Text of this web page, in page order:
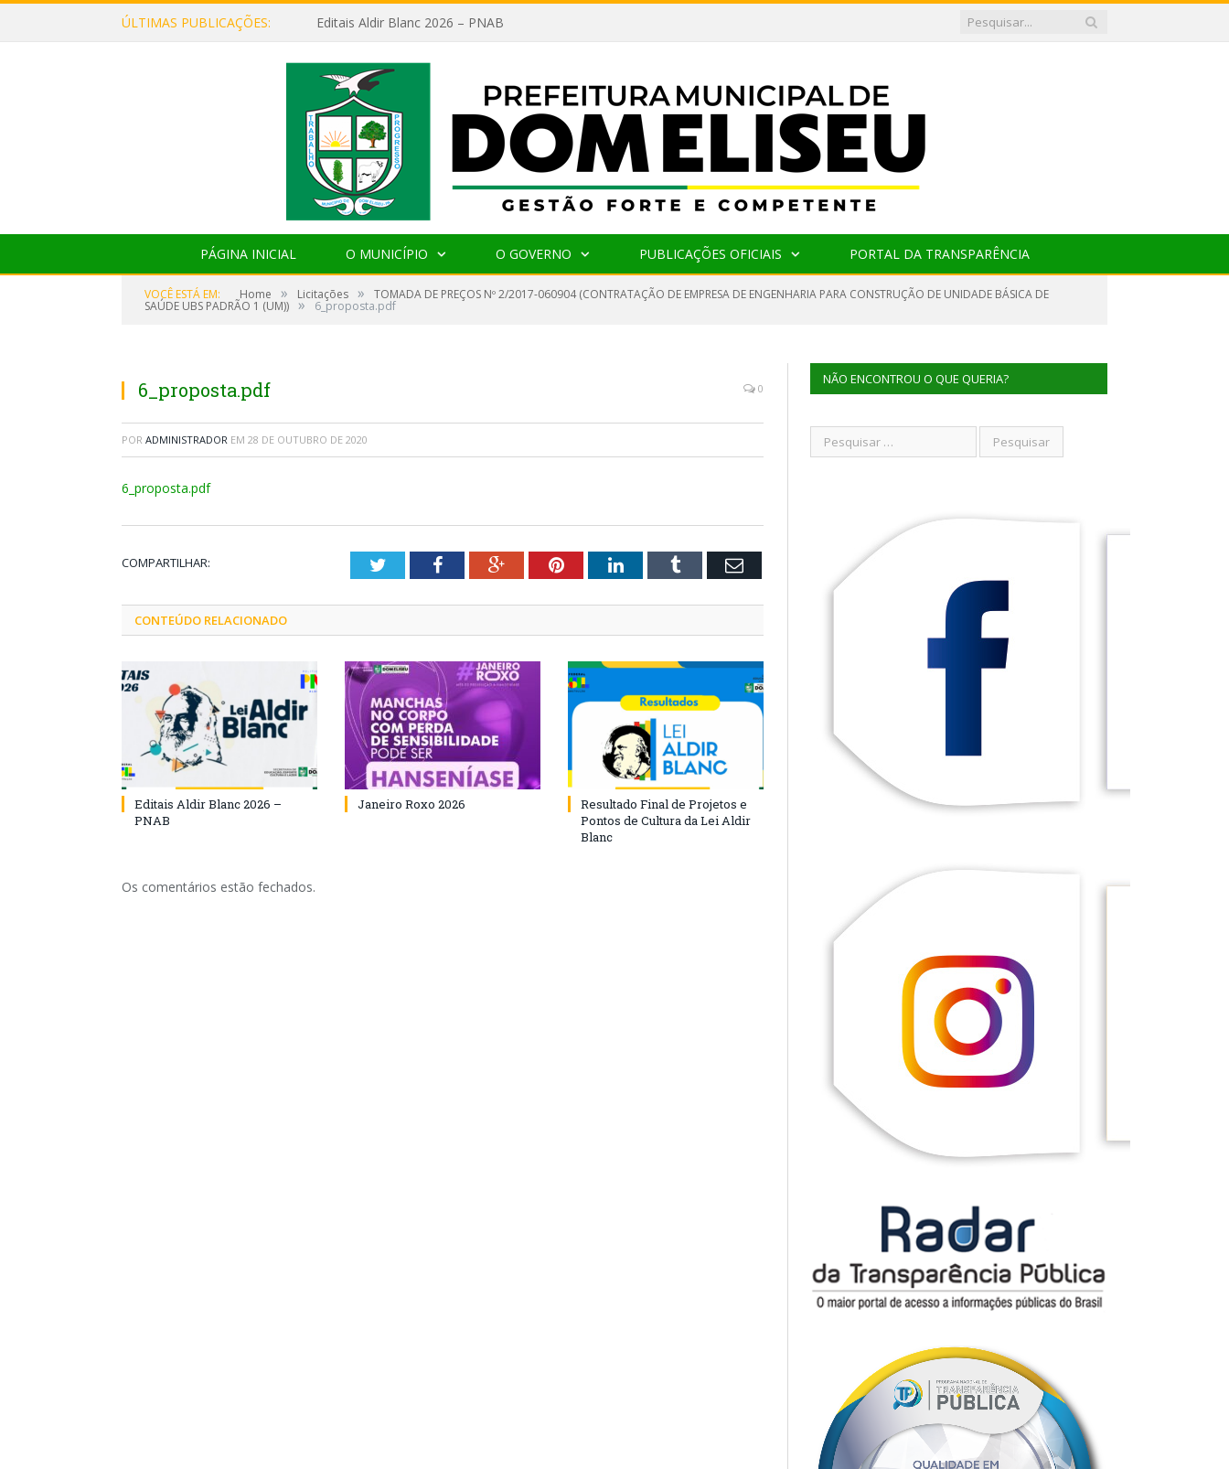
ÚLTIMAS PUBLICAÇÕES: Editais Aldir Blanc 2026 – PNAB
PÁGINA INICIAL O MUNICÍPIO O GOVERNO PUBLICAÇÕES OFICIAIS PORTAL DA TRANSPARÊNCIA
VOCÊ ESTÁ EM: Home » Licitações » TOMADA DE PREÇOS Nº 2/2017-060904 (CONTRATAÇÃO DE EMPRESA DE ENGENHARIA PARA CONSTRUÇÃO DE UNIDADE BÁSICA DE
SAÚDE UBS PADRÃO 1 (UM)) » 6_proposta.pdf
6_proposta.pdf 0
POR ADMINISTRADOR EM 28 DE OUTUBRO DE 2020
6_proposta.pdf
COMPARTILHAR: TwitterFacebookGoogle+PinterestLinkedInTumblr Email
CONTEÚDO RELACIONADO
Editais Aldir Blanc 2026 –
PNAB
Janeiro Roxo 2026
Resultado Final de Projetos e
Pontos de Cultura da Lei Aldir
Blanc
Os comentários estão fechados.
NÃO ENCONTROU O QUE QUERIA?